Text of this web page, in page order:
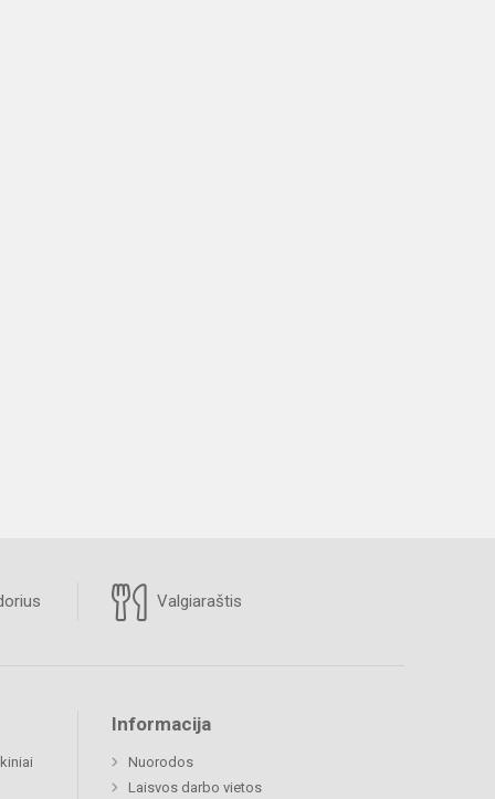
Valgiaraštis
Informacija
Nuorodos
Laisvos darbo vietos